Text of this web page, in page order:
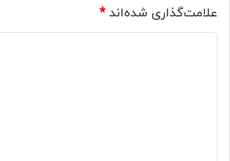
علامت‌گذاری شده‌اند*